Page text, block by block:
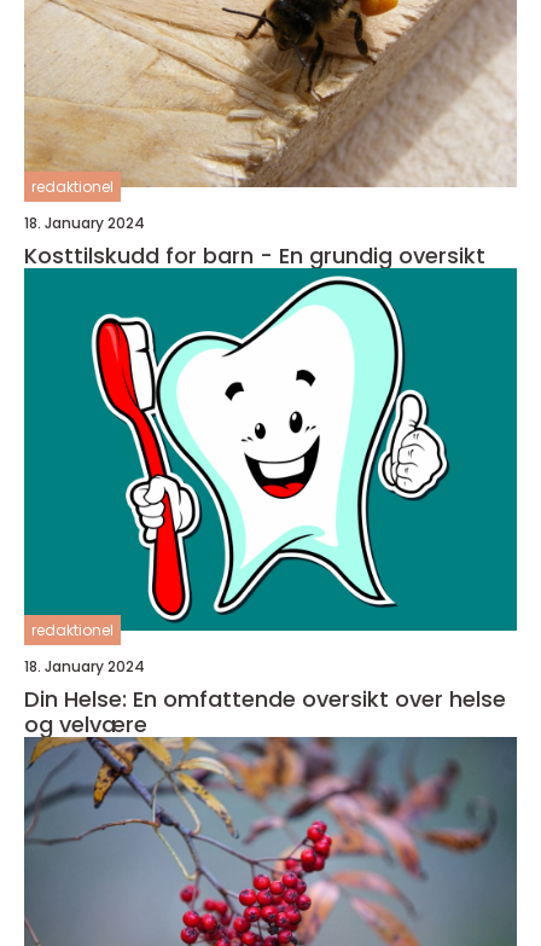
redaktionel
18. January 2024
Kosttilskudd for barn - En grundig oversikt
redaktionel
18. January 2024
Din Helse: En omfattende oversikt over helse
og velvære